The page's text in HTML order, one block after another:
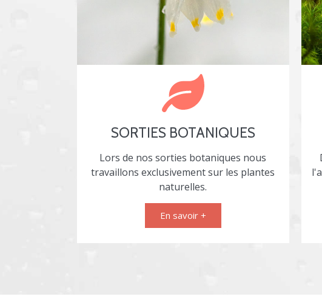
SORTIES BOTANIQUES
Lors de nos sorties botaniques nous
travaillons exclusivement sur les plantes
naturelles.
En savoir +